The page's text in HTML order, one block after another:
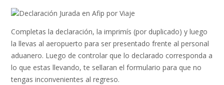
Completas la declaración, la imprimís (por duplicado) y luego
la llevas al aeropuerto para ser presentado frente al personal
aduanero. Luego de controlar que lo declarado corresponda a
lo que estas llevando, te sellaran el formulario para que no
tengas inconvenientes al regreso.